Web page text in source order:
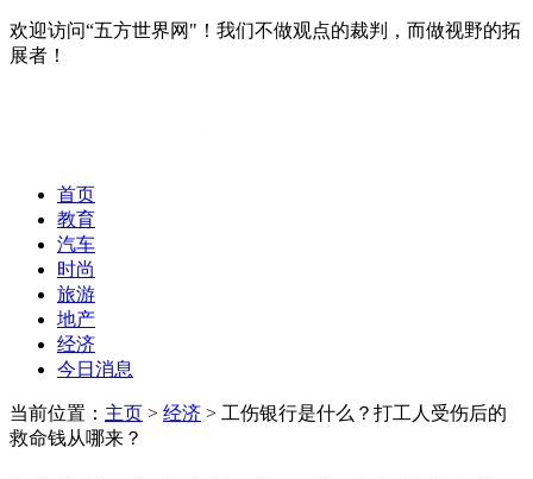
欢迎访问“五方世界网"！我们不做观点的裁判，而做视野的拓
展者！
首页
教育
汽车
时尚
旅游
地产
经济
今日消息
当前位置： 主页 > 经济 > 工伤银行是什么？打工人受伤后的
救命钱从哪来？